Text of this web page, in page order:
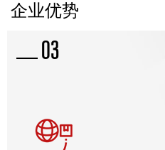
企业优势
03